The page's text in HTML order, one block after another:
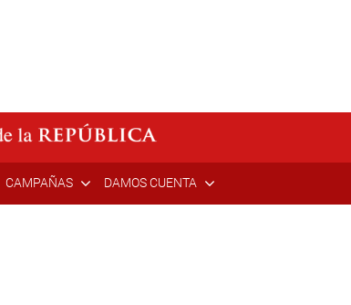
CAMPAÑAS DAMOS CUENTA